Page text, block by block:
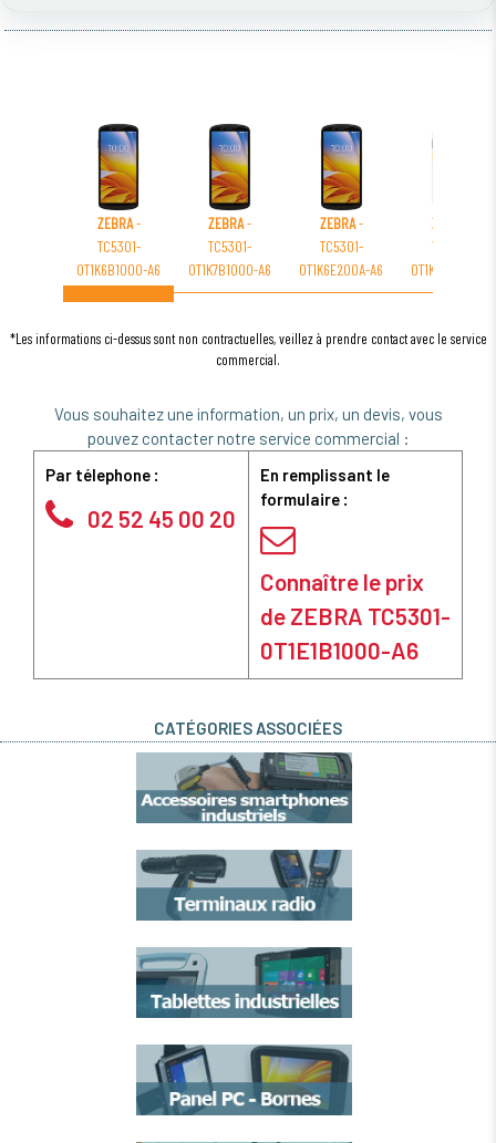
ZEBRA-
TC5301-
0T1K6B1000-A6
ZEBRA-
TC5301-
0T1K7B1000-A6
ZEBRA-
TC5301-
0T1K6E200A-A6
ZEBRA
TC5301-
0T1K6E200F-A6
*Les informations ci-dessus sont non contractuelles, veillez à prendre contact avec le service
commercial.
Vous souhaitez une information, un prix, un devis, vous
pouvez contacter notre service commercial :
Par télephone :
02 52 45 00 20
En remplissant le
formulaire :
Connaître le prix
de ZEBRA TC5301-
0T1E1B1000-A6
CATÉGORIES ASSOCIÉES